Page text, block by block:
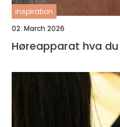
inspiration
02. March 2026